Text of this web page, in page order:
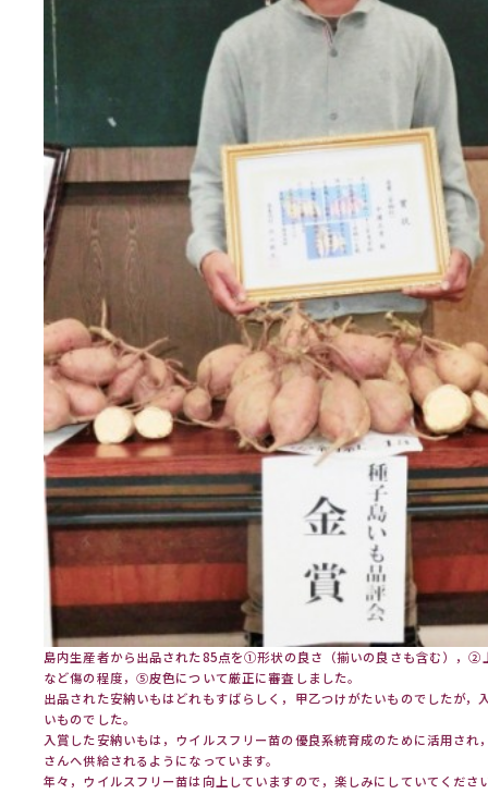
島内生産者から出品された85点を①形状の良さ（揃いの良さも含む），
など傷の程度，⑤皮色について厳正に審査しました。
出品された安納いもはどれもすばらしく，甲乙つけがたいものでしたが，
いものでした。
入賞した安納いもは，ウイルスフリー苗の優良系統育成のために活用され
さんへ供給されるようになっています。
年々，ウイルスフリー苗は向上していますので，楽しみにしていてくださ